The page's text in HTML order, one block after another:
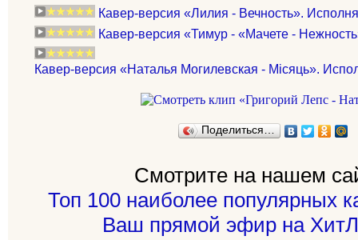
Кавер-версия «Лилия - Вечность».
Кавер-версия «Тимур - «Мачете -
Кавер-версия «Наталья Могилевская - Місяць».
Поделиться…
Смотрите на нашем
Топ 100 наиболее популярных
Ваш прямой эфир на